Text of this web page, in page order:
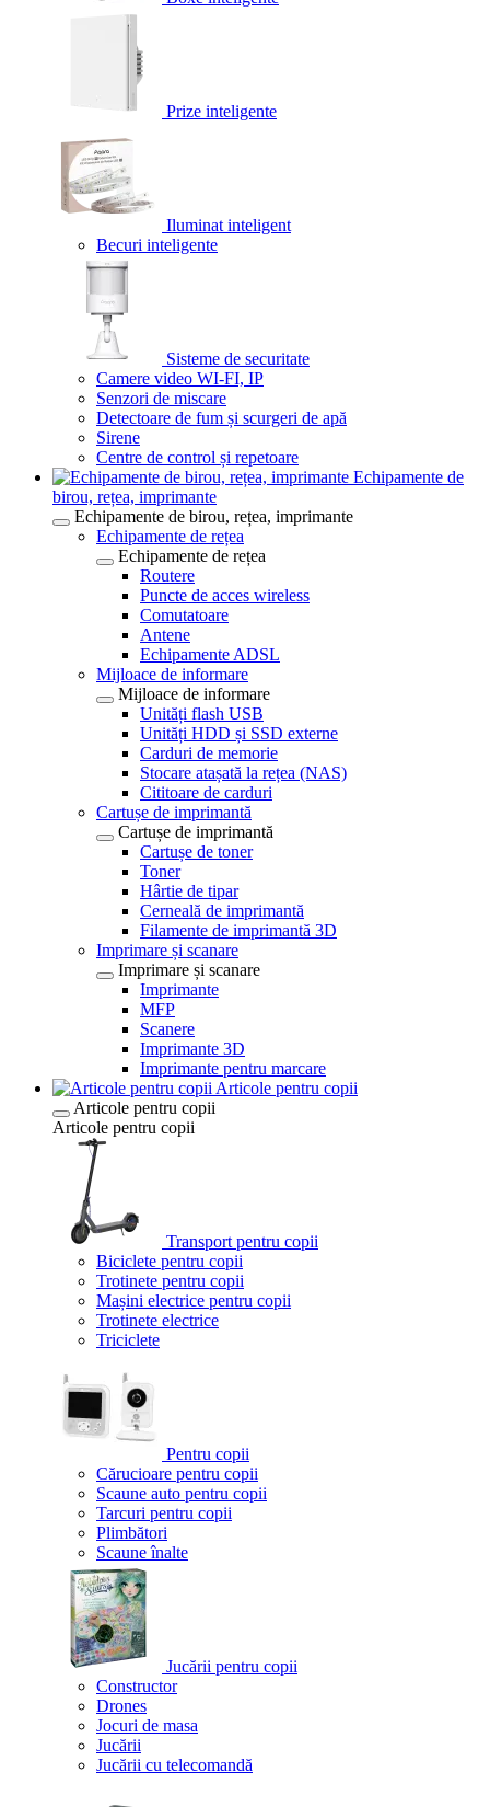
Prize inteligente
Iluminat inteligent
Becuri inteligente
Sisteme de securitate
Camere video WI-FI, IP
Senzori de miscare
Detectoare de fum și scurgeri de apă
Sirene
Centre de control și repetoare
Echipamente de
birou, rețea, imprimante
Echipamente de birou, rețea, imprimante
Echipamente de rețea
Echipamente de rețea
Routere
Puncte de acces wireless
Comutatoare
Antene
Echipamente ADSL
Mijloace de informare
Mijloace de informare
Unități flash USB
Unități HDD și SSD externe
Carduri de memorie
Stocare atașată la rețea (NAS)
Cititoare de carduri
Cartușe de imprimantă
Cartușe de imprimantă
Cartușe de toner
Toner
Hârtie de tipar
Cerneală de imprimantă
Filamente de imprimantă 3D
Imprimare și scanare
Imprimare și scanare
Imprimante
MFP
Scanere
Imprimante 3D
Imprimante pentru marcare
Articole pentru copii
Articole pentru copii
Articole pentru copii
Transport pentru copii
Biciclete pentru copii
Trotinete pentru copii
Mașini electrice pentru copii
Trotinete electrice
Triciclete
Pentru copii
Cărucioare pentru copii
Scaune auto pentru copii
Tarcuri pentru copii
Plimbători
Scaune înalte
Jucării pentru copii
Constructor
Drones
Jocuri de masa
Jucării
Jucării cu telecomandă